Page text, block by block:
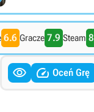
6.6 Gracze 7.9 Steam
  Oceń Grę